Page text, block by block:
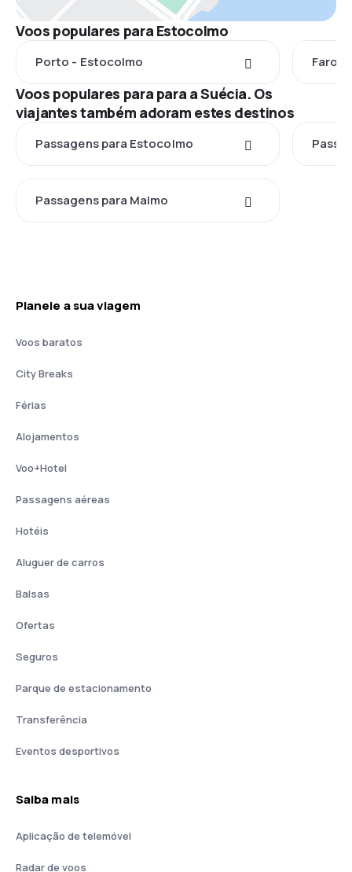
Voos populares para Estocolmo
Porto - Estocolmo Faro -
Voos populares para para a Suécia. Os
viajantes também adoram estes destinos
Passagens para Estocolmo
Passagens para Malmo
Planeie a sua viagem
Voos baratos
City Breaks
Férias
Alojamentos
Voo+Hotel
Passagens aéreas
Hotéis
Aluguer de carros
Balsas
Ofertas
Seguros
Parque de estacionamento
Transferência
Eventos desportivos
Saiba mais
Aplicação de telemóvel
Radar de voos